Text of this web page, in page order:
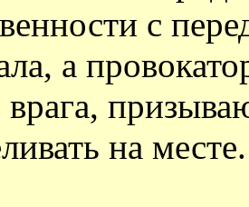
с
а
врага,
на месте.